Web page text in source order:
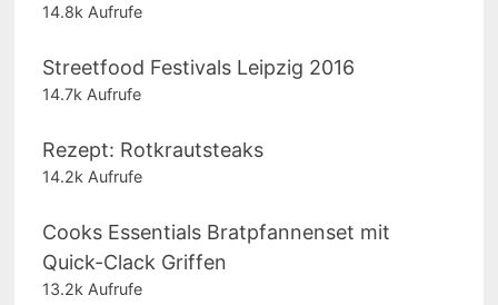
14.8k Aufrufe
Streetfood Festivals Leipzig 2016
14.7k Aufrufe
Rezept: Rotkrautsteaks
14.2k Aufrufe
Cooks Essentials Bratpfannenset mit
Quick-Clack Griffen
13.2k Aufrufe